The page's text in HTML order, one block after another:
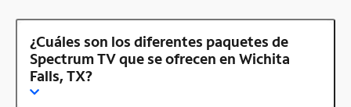
¿Cuáles son los diferentes paquetes de
Spectrum TV que se ofrecen en Wichita
Falls, TX?